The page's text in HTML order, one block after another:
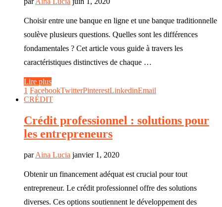
Choisir entre une banque en ligne et une banque traditionnelle
soulève plusieurs questions. Quelles sont les différences
fondamentales ? Cet article vous guide à travers les
caractéristiques distinctives de chaque …
Lire plus
1 FacebookTwitterPinterestLinkedinEmail
CRÉDIT
Crédit professionnel : solutions pour
les entrepreneurs
parAina Lucia janvier 1, 2020
Obtenir un financement adéquat est crucial pour tout
entrepreneur. Le crédit professionnel offre des solutions
diverses. Ces options soutiennent le développement des